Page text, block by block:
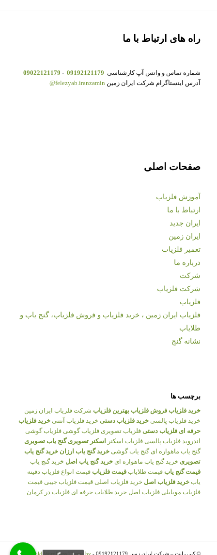
راه های ارتباط با ما
شماره تماس و واتس آپ کارشناسی 09192121179
-
09022121179
آدرس اینستاگرام شرکت ایران زمین felezyab.iranzamin@
صفحات اصلی
آموزش فلزیاب
ارتباط با ما
ایران جدید
ایران زمین
تعمیر فلزیاب
درباره ما
شرکت
شرکت فلزیاب
فلزیاب
فلزیاب ایران زمین ، خرید فلزیاب و فروش فلزیاب، گنج یاب و
طلایاب
نشانه گنج
برچسب ها
خرید فلزیاب فروش فلزیاب بهترین فلزیاب شرکت فلزیاب ایران زمین
خرید فلزیاب پالسی خرید فلزیاب دستی خرید فلزیاب آنتنی خرید فلزیاب
حرفه ای فلزیاب دستی فلزیاب تصویری فلزیاب گوشی فلزیاب گوشی
اندروید فلزیاب پالسی فلزیاب اسکنر اسکنر تصویری گنج یاب تصویری
گنج یاب ماهواره ای گنج یاب گوشی خرید گنج یاب ارزان خرید گنج یاب
تصویری خرید گنج یاب ماهواره ای خرید گنج یاب اصل خرید گنج یاب
قیمت گنج یاب قیمت طلایاب قیمت فلزیاب قیمت انواع فلزیاب دفینه
یاب خرید فلزیاب اصل خرید فلزیاب اصلی قیمت فلزیاب جیبی قیمت
فلزیاب موبایلی فلزیاب اصل خرید طلایاب حرفه ای فلزیاب در کرمان
© کپی رایت – شرکت ایران زمین 09192121179 - Enfold WordPress Theme by